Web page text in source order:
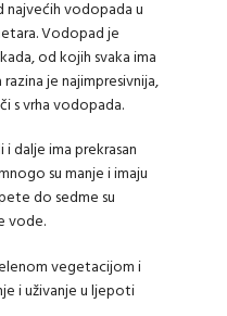
vodopada u
Vodopad je
od kojih svaka ima
je najimpresivnija,
s vrha vodopada.
dalje ima prekrasan
su manje i imaju
do sedme su
vode.
vegetacijom i
i uživanje u ljepoti